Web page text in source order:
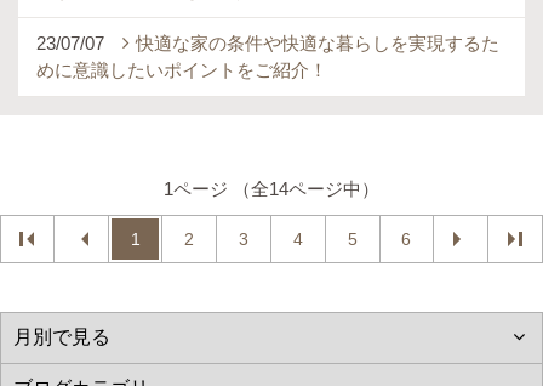
23/07/07
快適な家の条件や快適な暮らしを実現するた
めに意識したいポイントをご紹介！
1ページ （全14ページ中）
1 2 3 4 5 6